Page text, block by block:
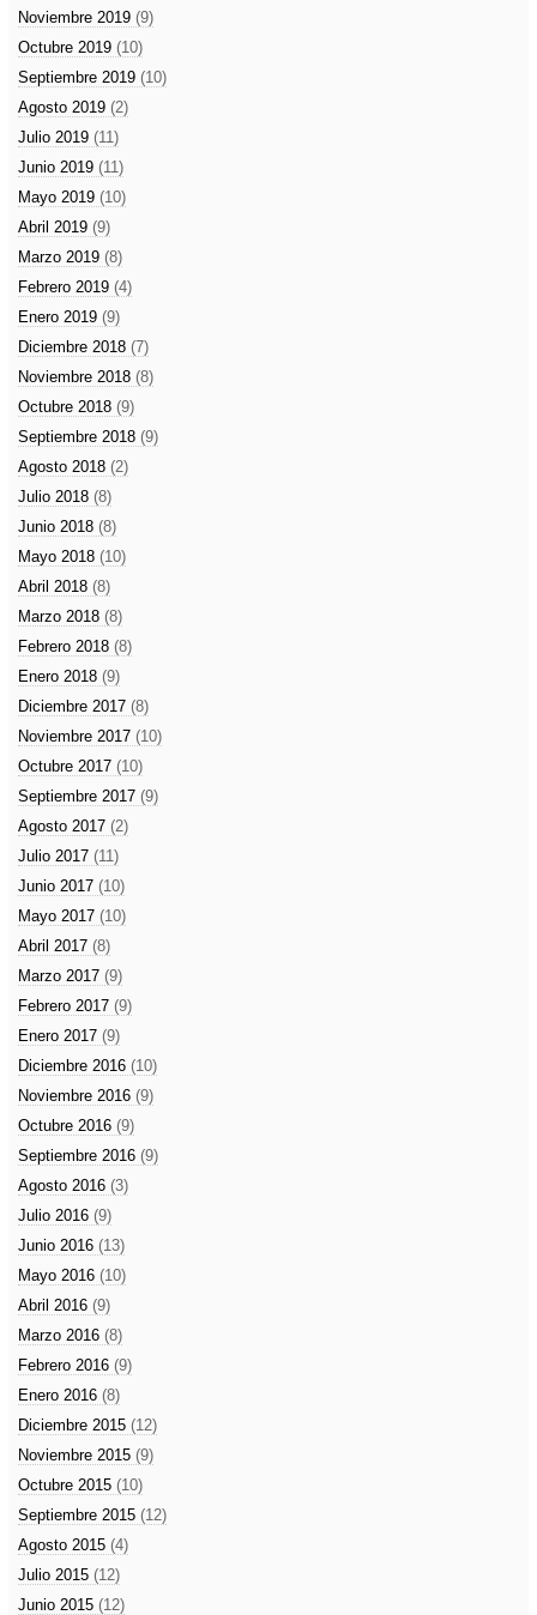
Noviembre 2019 (9)
Octubre 2019 (10)
Septiembre 2019 (10)
Agosto 2019 (2)
Julio 2019 (11)
Junio 2019 (11)
Mayo 2019 (10)
Abril 2019 (9)
Marzo 2019 (8)
Febrero 2019 (4)
Enero 2019 (9)
Diciembre 2018 (7)
Noviembre 2018 (8)
Octubre 2018 (9)
Septiembre 2018 (9)
Agosto 2018 (2)
Julio 2018 (8)
Junio 2018 (8)
Mayo 2018 (10)
Abril 2018 (8)
Marzo 2018 (8)
Febrero 2018 (8)
Enero 2018 (9)
Diciembre 2017 (8)
Noviembre 2017 (10)
Octubre 2017 (10)
Septiembre 2017 (9)
Agosto 2017 (2)
Julio 2017 (11)
Junio 2017 (10)
Mayo 2017 (10)
Abril 2017 (8)
Marzo 2017 (9)
Febrero 2017 (9)
Enero 2017 (9)
Diciembre 2016 (10)
Noviembre 2016 (9)
Octubre 2016 (9)
Septiembre 2016 (9)
Agosto 2016 (3)
Julio 2016 (9)
Junio 2016 (13)
Mayo 2016 (10)
Abril 2016 (9)
Marzo 2016 (8)
Febrero 2016 (9)
Enero 2016 (8)
Diciembre 2015 (12)
Noviembre 2015 (9)
Octubre 2015 (10)
Septiembre 2015 (12)
Agosto 2015 (4)
Julio 2015 (12)
Junio 2015 (12)